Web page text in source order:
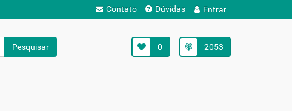
Contato Dúvidas Entrar
Pesquisar 2053
0